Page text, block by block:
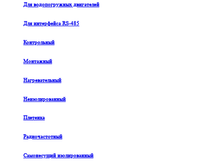
Для водопогружных двигателей
Для интерфейса RS-485
Контрольный
Монтажный
Нагревательный
Неизолированный
Плетенка
Радиочастотный
Самонесущий изолированный